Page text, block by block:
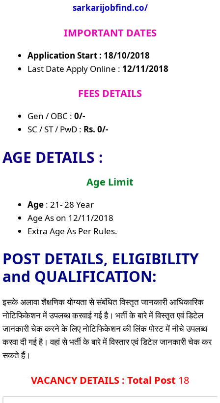
sarkarijobfind.co/
IMPORTANT DATES
Application Start : 18/10/2018
Last Date Apply Online : 12/11/2018
FEES DETAILS
Gen / OBC : 0/-
SC / ST / PwD : Rs. 0/-
AGE DETAILS :
Age Limit
Age : 21- 28 Year
Age As on 12/11/2018
Extra Age As Per Rules.
POST DETAILS, ELIGIBILITY
and QUALIFICATION:
इसके अलावा शैक्षणिक योग्यता से संबंधित विस्तृत जानकारी आधिकारिक
नोटिफिकेशन में उपलब्ध करवाई गई है। भर्ती के बारे में विस्तृत एवं डिटेल
जानकारी चेक करने के लिए नोटिफिकेशन की लिंक पोस्ट में नीचे उपलब्ध
करवा दी गई है। वहां से भर्ती के बारे में विस्तार एवं डिटेल जानकारी चेक कर
सकते हैं।
VACANCY DETAILS : Total Post 18